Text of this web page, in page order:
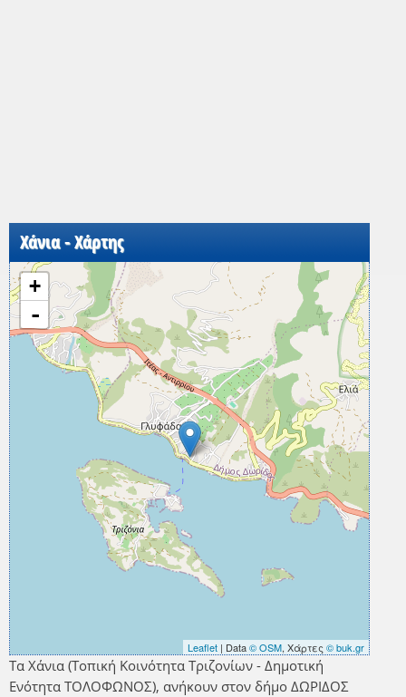
Χάνια - Χάρτης
+
-
Leaflet | Data© OSM, Χάρτες © buk.gr
Τα Χάνια (Τοπική Κοινότητα Τριζονίων - Δημοτική
Ενότητα ΤΟΛΟΦΩΝΟΣ), ανήκουν στον δήμο ΔΩΡΙΔΟΣ